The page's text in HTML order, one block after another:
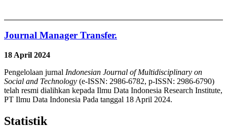
Journal Manager Transfer.
18 April 2024
Pengelolaan jurnal Indonesian Journal of Multidisciplinary on
Social and Technology (e-ISSN: 2986-6782, p-ISSN: 2986-6790)
telah resmi dialihkan kepada Ilmu Data Indonesia Research Institute,
PT Ilmu Data Indonesia Pada tanggal 18 April 2024.
Statistik